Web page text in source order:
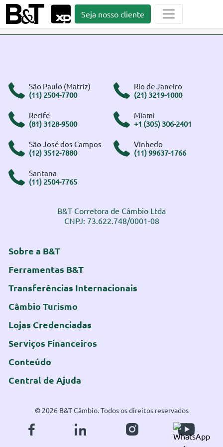
Seja nosso cliente
São Paulo (Matriz)
(11) 2504-7700
Rio de Janeiro
(21) 3219-1000
Recife
(81) 3128-9500
Miami
+1 (305) 306-2401
São José dos Campos
(12) 3512-7880
Vinhedo
(11) 99637-1766
Santana
(11) 2504-7765
B&T Corretora de Câmbio Ltda
CNPJ: 73.622.748/0001-08
Sobre a B&T
Ferramentas B&T
Transferências Internacionais
Câmbio Turismo
Lojas Credenciadas
Serviços Financeiros
Conteúdo
Central de Ajuda
© 2026 B&T Câmbio. Todos os direitos reservados